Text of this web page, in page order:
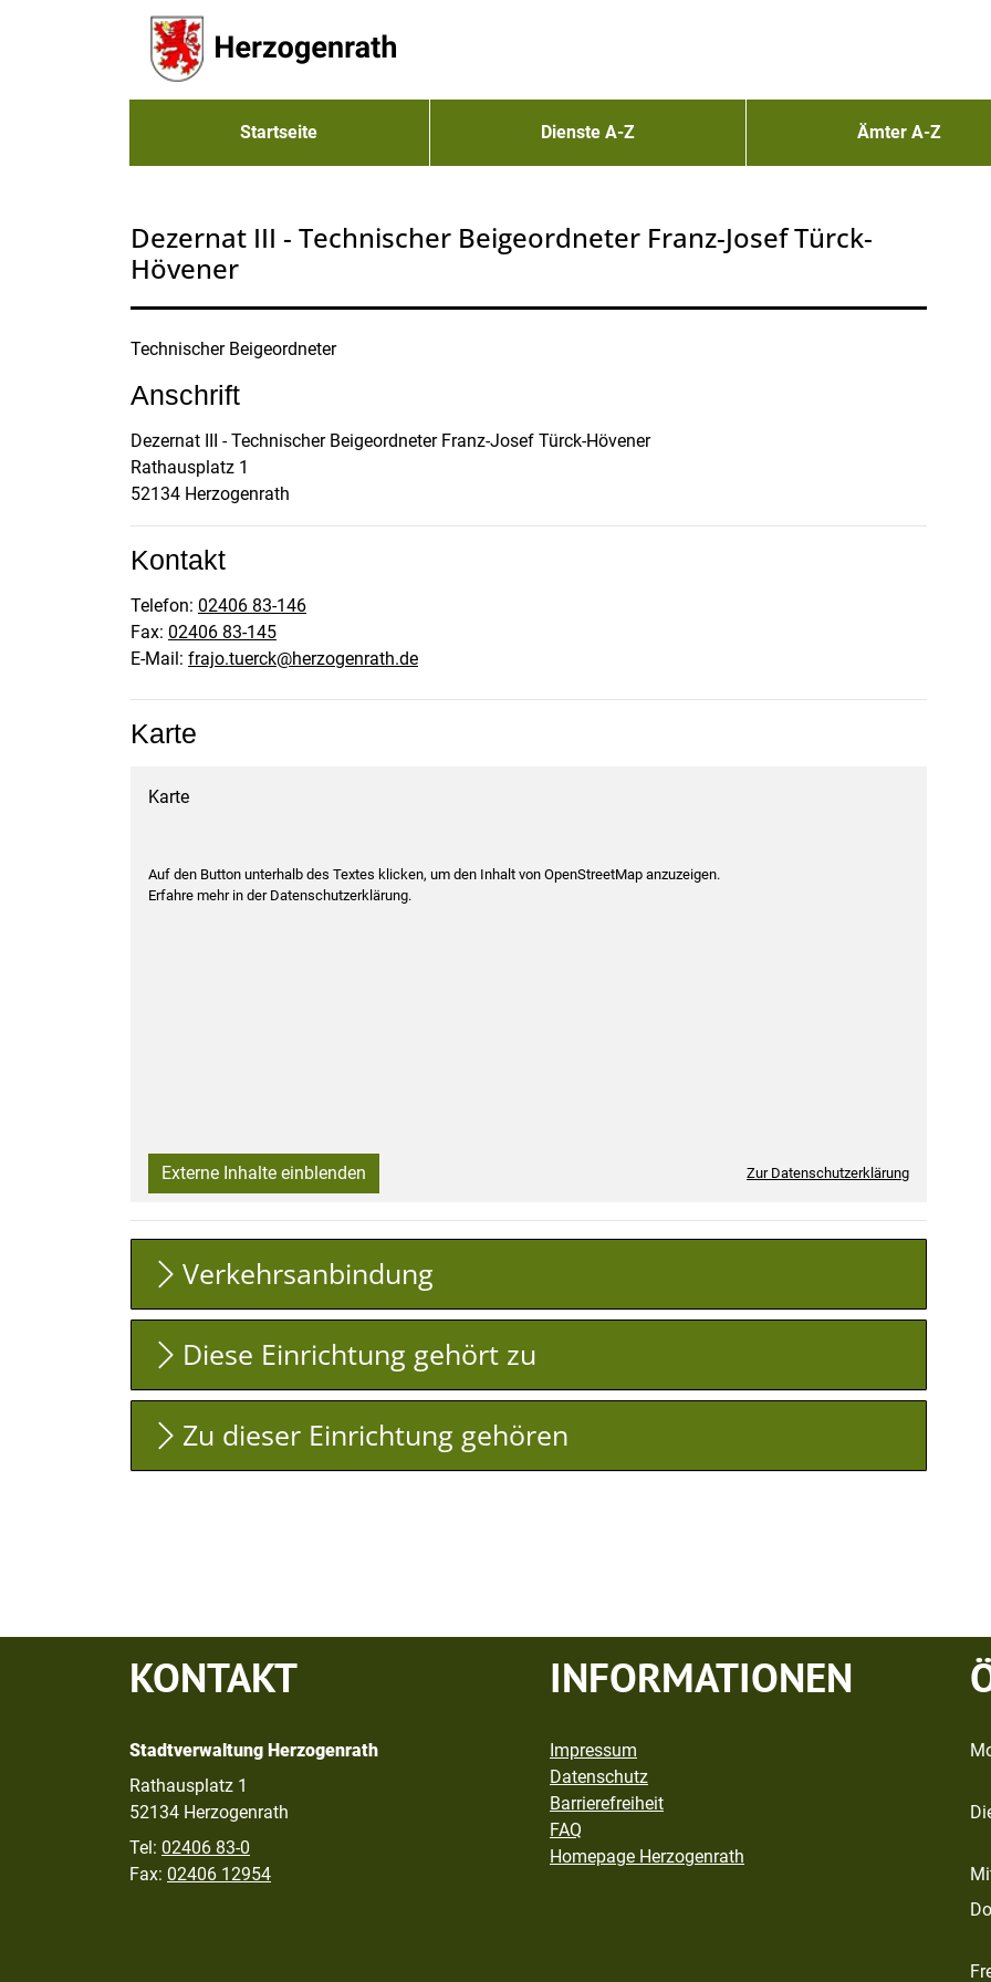
Zum Hauptinhalt springen
Startseite Dienste A-Z Ämter A-Z
Dezernat III - Technischer Beigeordneter Franz-Josef Türck-
Hövener
Beschreibung
Technischer Beigeordneter
Anschrift
Dezernat III - Technischer Beigeordneter Franz-Josef Türck-Hövener
Rathausplatz 1
52134 Herzogenrath
Kontakt
Telefon: 02406 83-146
Fax: 02406 83-145
E-Mail: frajo.tuerck@herzogenrath.de
Karte
Karte
Auf den Button unterhalb des Textes klicken, um den Inhalt von OpenStreetMap anzuzeigen.
Erfahre mehr in der Datenschutzerklärung.
Externe Inhalte einblenden Zur Datenschutzerklärung
Verkehrsanbindung
Diese Einrichtung gehört zu
Zu dieser Einrichtung gehören
KONTAKT
Stadtverwaltung Herzogenrath
Rathausplatz 1
52134 Herzogenrath
Tel: 02406 83-0
Fax: 02406 12954
INFORMATIONEN
Impressum
Datenschutz
Barrierefreiheit
FAQ
Homepage Herzogenrath